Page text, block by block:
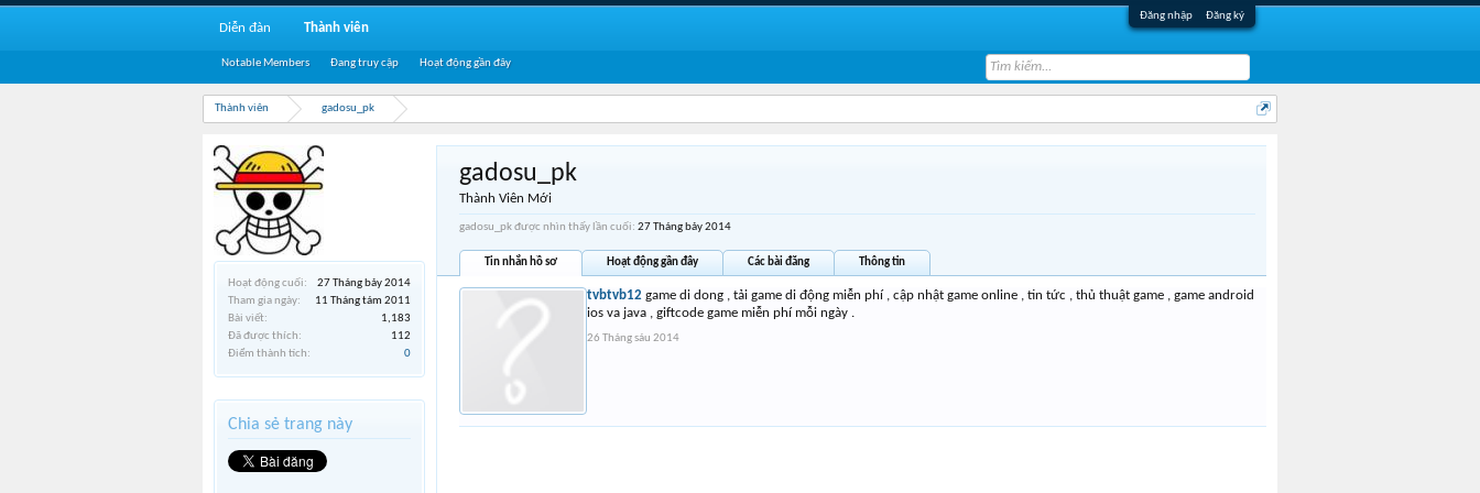
Đăng nhập Đăng ký
Thành viên gadosu_pk
Hoạt động cuối:
27 Tháng bảy 2014
Tham gia ngày:
11 Tháng tám 2011
Bài viết:
1,183
Đã được thích:
112
Điểm thành tích:
0
Chia sẻ trang này
gadosu_pk
Thành Viên Mới
gadosu_pk được nhìn thấy lần cuối: 27 Tháng bảy 2014
Tin nhắn hồ sơ Hoạt động gần đây Các bài đăng Thông tin
tvbtvb12 game di dong , tải game di động miễn phí , cập nhật game online , tin tức , thủ thuật game , game android
ios va java , giftcode game miễn phí mỗi ngày .
26 Tháng sáu 2014
Diễn đàn Thành viên
Notable Members Đang truy cập Hoạt động gần đây